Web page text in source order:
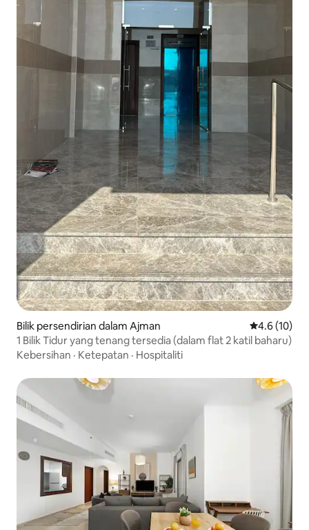
Bilik persendirian dalam Ajman Penarafan
4.6 (10)
1 Bilik Tidur yang tenang tersedia (dalam flat 2 katil baharu)
Kebersihan · Ketepatan · Hospitaliti